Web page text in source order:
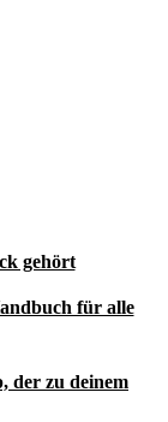
gehört
für alle
der zu deinem